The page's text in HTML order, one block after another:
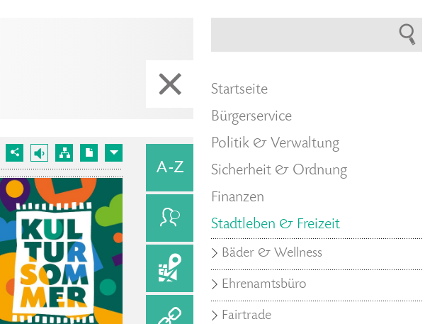
Startseite
Bürgerservice
Politik & Verwaltung
Sicherheit & Ordnung
Finanzen
Stadtleben & Freizeit
Bäder & Wellness
Ehrenamtsbüro
Fairtrade